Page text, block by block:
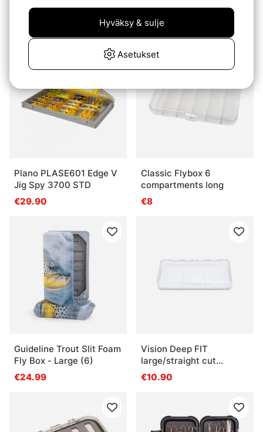
Justerbara Fack,
185x145x123mm - Black
Trout incl. 12 Large
System Foams
€249.90
Plano PLASE601 Edge V
Jig Spy 3700 STD
€29.90
Classic Flybox 6
compartments long
€8
Guideline Trout Slit Foam
Fly Box - Large (6)
€24.99
Vision Deep FIT
large/straight cut
(18,5x10x2,8cm)
€10.90
Asetukset
Hyväksy & sulje